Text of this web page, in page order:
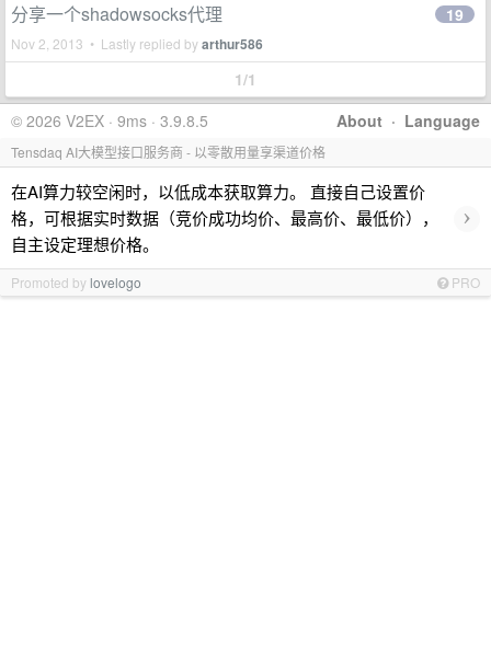
分享一个shadowsocks代理
Nov 2, 2013 • Lastly replied byarthur586
19
1/1
About · Language
© 2026 V2EX · 9ms · 3.9.8.5
Tensdaq AI大模型接口服务商 - 以零散用量享渠道价格
在AI算力较空闲时，以低成本获取算力。 直接自己设置价
格，可根据实时数据（竞价成功均价、最高价、最低价），
自主设定理想价格。
›
Promoted bylovelogo PRO